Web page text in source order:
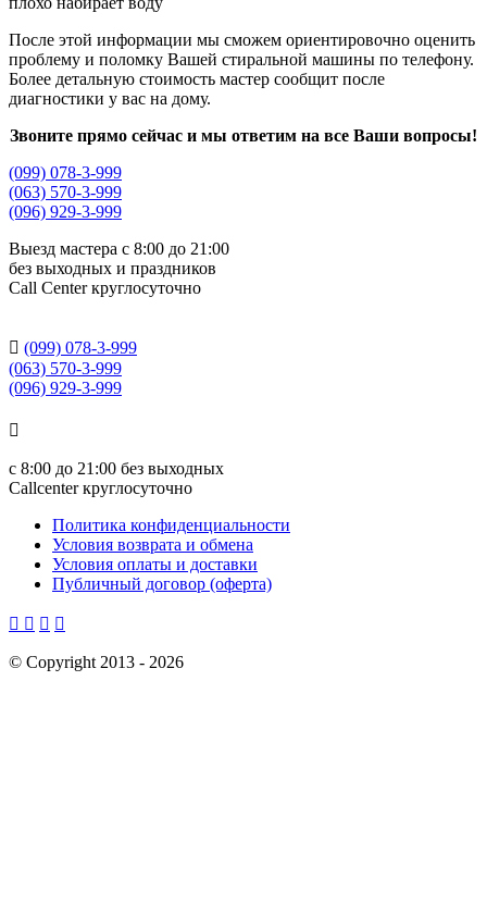
После этой информации мы сможем ориентировочно оценить
проблему и поломку Вашей стиральной машины по телефону.
Более детальную стоимость мастер сообщит после
диагностики у вас на дому.
Звоните прямо сейчас и мы ответим на все Ваши вопросы!
(099) 078-3-999
(063) 570-3-999
(096) 929-3-999
Выезд мастера с 8:00 до 21:00
без выходных и праздников
Сall Сenter круглосуточно
 (099) 078-3-999
(063) 570-3-999
(096) 929-3-999

с 8:00 до 21:00 без выходных
Callcenter круглосуточно
Политика конфиденциальности
Условия возврата и обмена
Условия оплаты и доставки
Публичный договор (оферта)
   
© Copyright 2013 - 2026